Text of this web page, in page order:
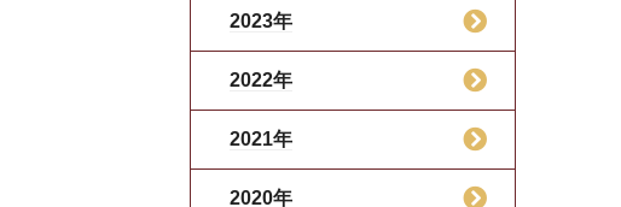
2023年
2022年
2021年
2020年